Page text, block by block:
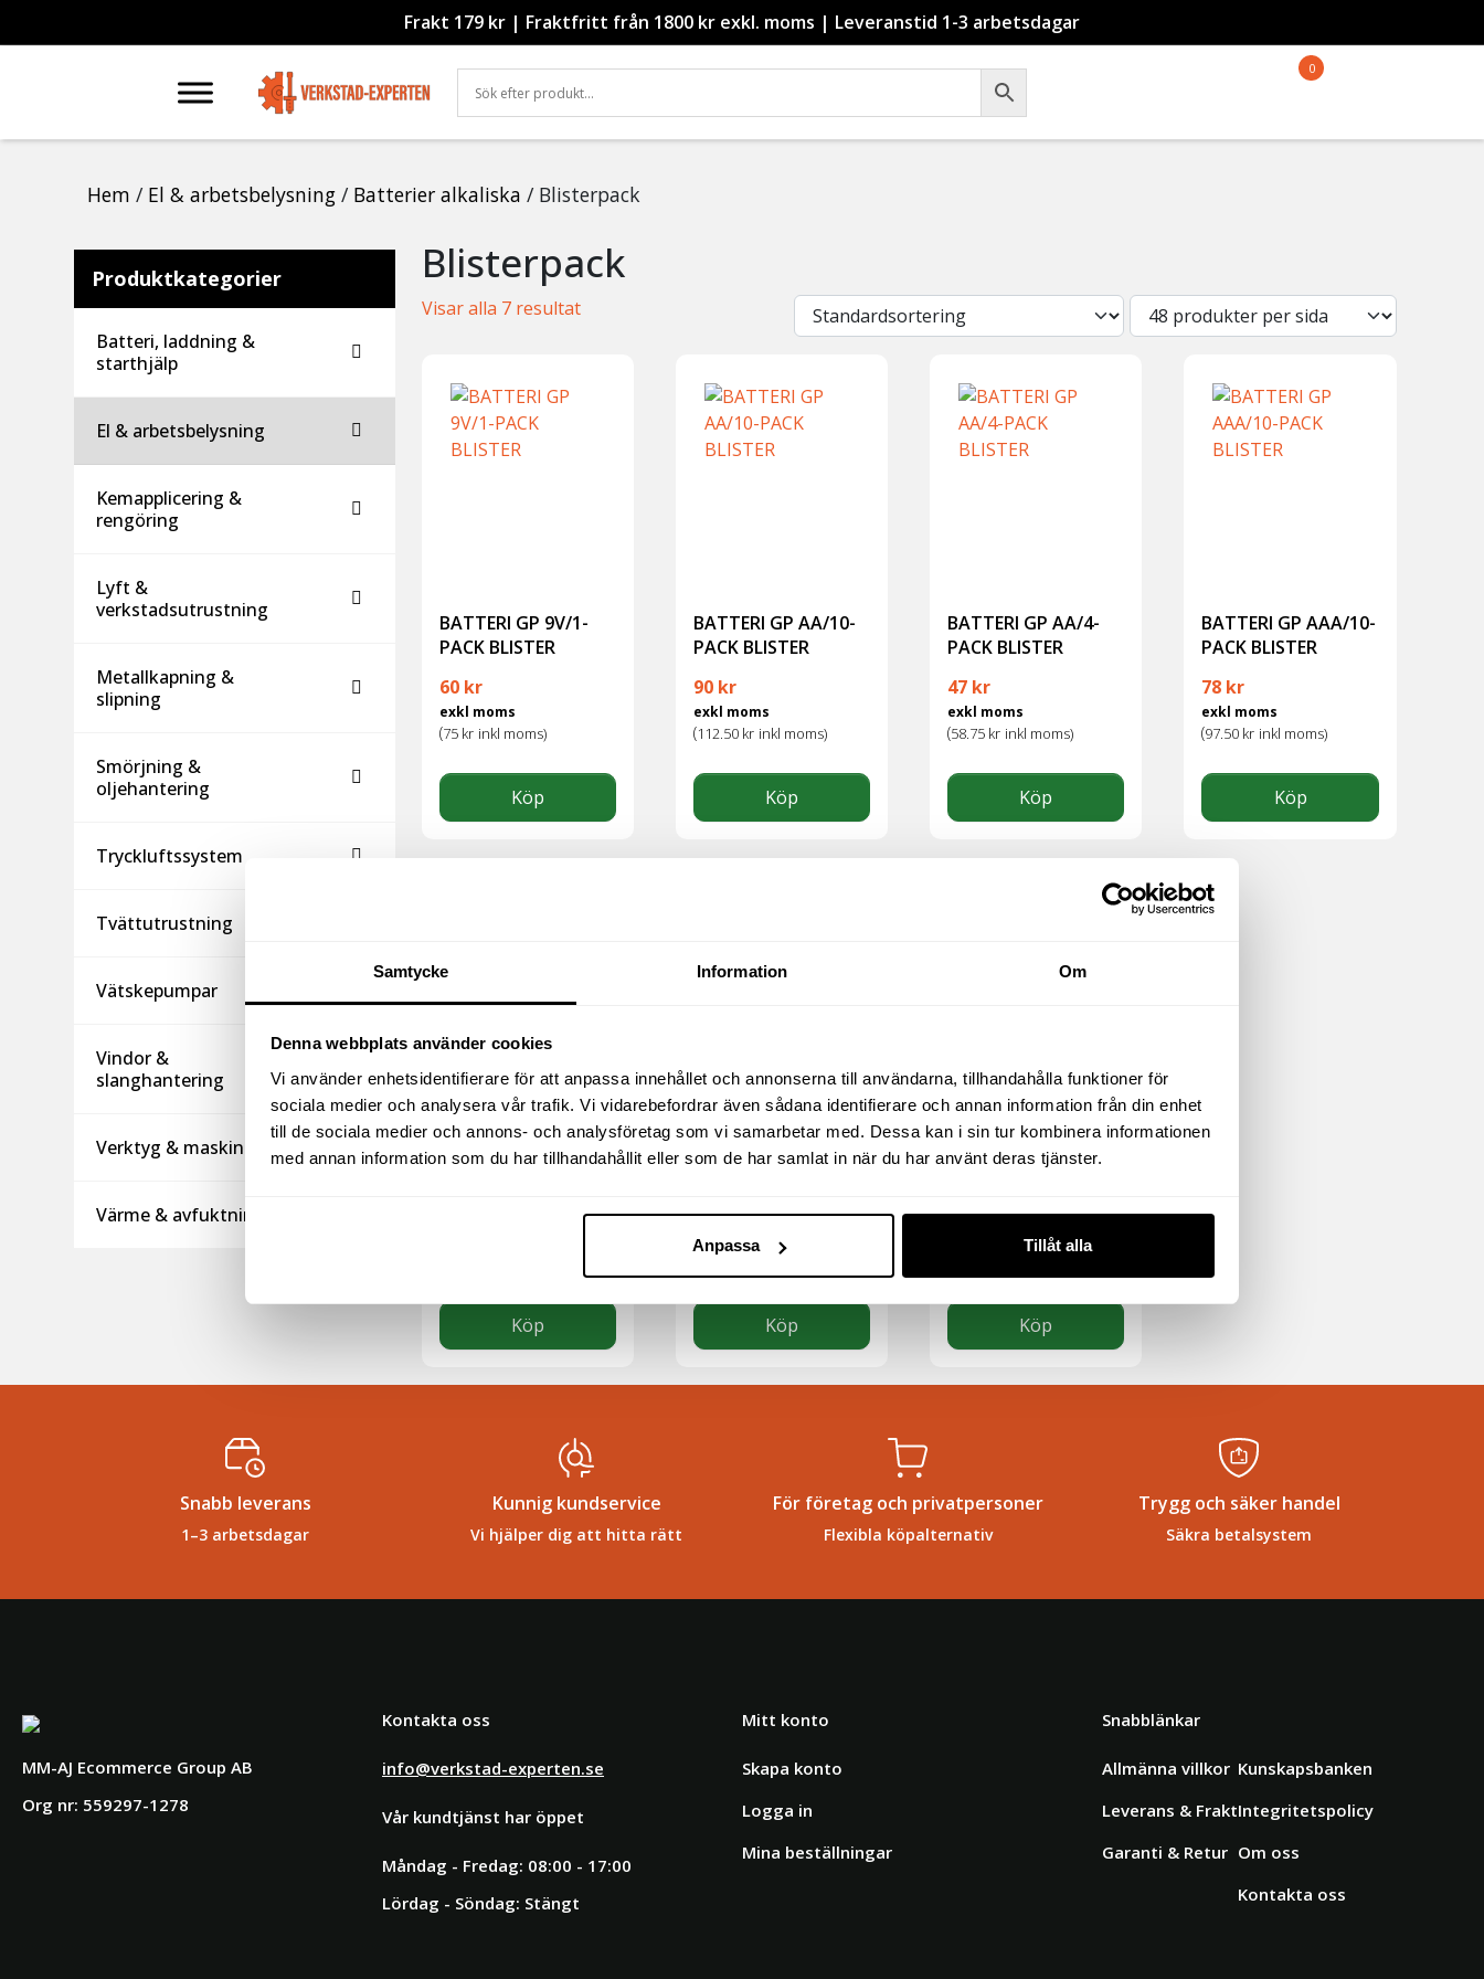
Samtycke Information Om
Denna webbplats använder cookies
Vi använder enhetsidentifierare för att anpassa innehållet och annonserna till användarna, tillhandahålla funktioner för
sociala medier och analysera vår trafik. Vi vidarebefordrar även sådana identifierare och annan information från din enhet
till de sociala medier och annons- och analysföretag som vi samarbetar med. Dessa kan i sin tur kombinera informationen
med annan information som du har tillhandahållit eller som de har samlat in när du har använt deras tjänster.
Anpassa Tillåt alla
Frakt 179 kr | Fraktfritt från 1800 kr exkl. moms | Leveranstid 1-3 arbetsdagar
0
Hem / El & arbetsbelysning / Batterier alkaliska / Blisterpack
Blisterpack
Visar alla 7 resultat
BATTERI GP 9V/1-
PACK BLISTER
60 kr
exkl moms
(75 kr inkl moms)
Köp
BATTERI GP AA/10-
PACK BLISTER
90 kr
exkl moms
(112.50 kr inkl moms)
Köp
BATTERI GP AA/4-
PACK BLISTER
47 kr
exkl moms
(58.75 kr inkl moms)
Köp
BATTERI GP AAA/10-
PACK BLISTER
78 kr
exkl moms
(97.50 kr inkl moms)
Köp
BATTERI GP AAA/4-
Köp
BATTERI GP C/2-
55kr
exkl moms
68.75 inkl moms)
Köp
BATTERI GP D/2-
PACK BLISTER
98kr
exkl moms
Köp
Produktkategorier
Batteri, laddning &
starthjälp
El & arbetsbelysning
Kemapplicering &
rengöring
Lyft &
verkstadsutrustning
Metallkapning &
slipning
Smörjning &
oljehantering
Tryckluftssystem
Tvättutrustning
Vätskepumpar
Vindor &
slanghantering
Verktyg & maskiner
Värme & avfuktning
Snabb leverans
1–3 arbetsdagar
Kunnig kundservice
Vi hjälper dig att hitta rätt
För företag och privatpersoner
Flexibla köpalternativ
Trygg och säker handel
Säkra betalsystem
MM-AJ Ecommerce Group AB
Org nr: 559297-1278
Kontakta oss
info@verkstad-experten.se
Vår kundtjänst har öppet
Måndag - Fredag: 08:00 - 17:00
Lördag - Söndag: Stängt
Mitt konto
Skapa konto
Logga in
Mina beställningar
Snabblänkar
Allmänna villkor
Leverans & Frakt
Garanti & Retur
Kunskapsbanken
Integritetspolicy
Om oss
Kontakta oss